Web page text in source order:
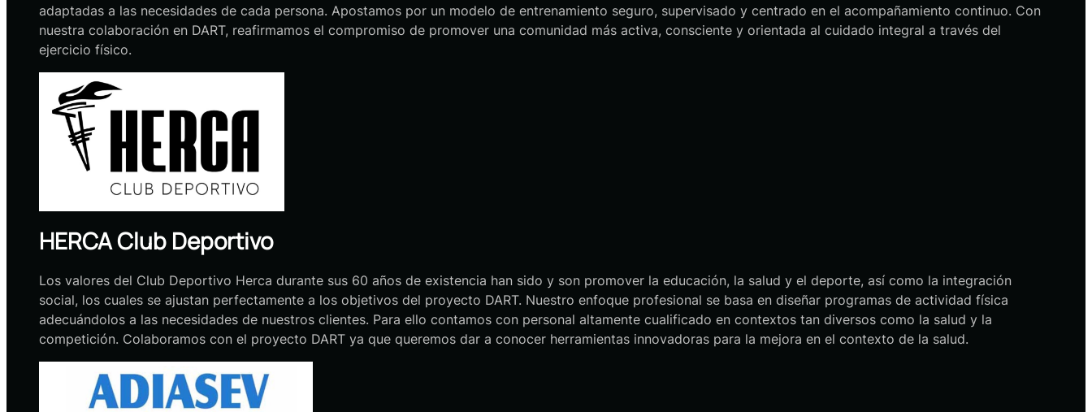
adaptadas a las necesidades de cada persona. Apostamos por un modelo de entrenamiento seguro, supervisado y centrado en el acompañamiento continuo. Con
nuestra colaboración en DART, reafirmamos el compromiso de promover una comunidad más activa, consciente y orientada al cuidado integral a través del
ejercicio físico.
HERCA Club Deportivo
Los valores del Club Deportivo Herca durante sus 60 años de existencia han sido y son promover la educación, la salud y el deporte, así como la integración
social, los cuales se ajustan perfectamente a los objetivos del proyecto DART. Nuestro enfoque profesional se basa en diseñar programas de actividad física
adecuándolos a las necesidades de nuestros clientes. Para ello contamos con personal altamente cualificado en contextos tan diversos como la salud y la
competición. Colaboramos con el proyecto DART ya que queremos dar a conocer herramientas innovadoras para la mejora en el contexto de la salud.